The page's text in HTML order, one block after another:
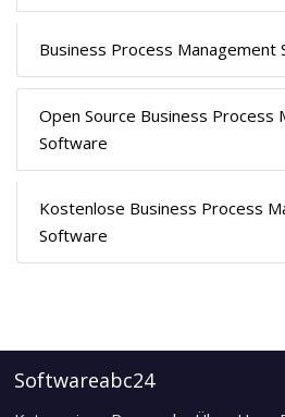
Business Process Management
Open Source Business Process
Software
Kostenlose Business Process
Software
Softwareabc24